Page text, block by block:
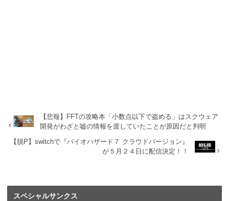
【悲報】FFTの攻略本「小数点以下で盗める」はスクウェア
開発がわざと嘘の情報を渡していたことが原因だと判明
【脱P】switchで『バイオハザード７ クラウドバージョン』
が５月２４日に配信決定！！
スペシャルサンクス